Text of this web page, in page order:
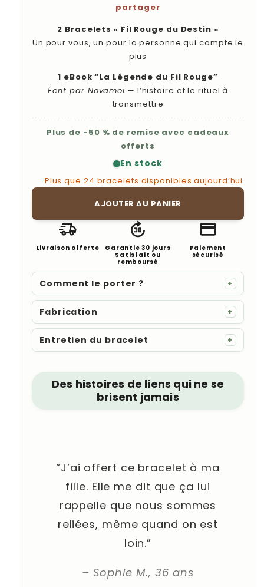
partager
2 Bracelets « Fil Rouge du Destin »
Un pour vous, un pour la personne qui compte le
plus
1 eBook “La Légende du Fil Rouge”
Écrit par Novamoi — l’histoire et le rituel à
transmettre
Plus de -50 % de remise avec cadeaux
offerts
En stock
Plus que 24 bracelets disponibles aujourd’hui
AJOUTER AU PANIER
Livraison offerte
Garantie 30 jours
Satisfait ou
remboursé
Paiement
sécurisé
Comment le porter ? +
Fabrication +
Entretien du bracelet +
Des histoires de liens qui ne se
brisent jamais
“J’ai offert ce bracelet à ma
fille. Elle me dit que ça lui
rappelle que nous sommes
reliées, même quand on est
loin.”
– Sophie M., 36 ans